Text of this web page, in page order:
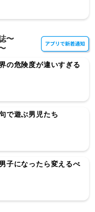
〜
の危険度が違いすぎる
で遊ぶ男児たち
子になったら変えるべ